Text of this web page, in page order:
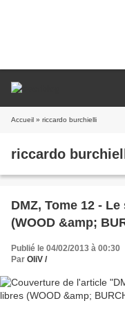
Accueil » riccardo burchielli
riccardo
DMZ, Tome 12 -
(WOOD &amp;
Publié le 04/02/2013 à 00:30
Par OliV /